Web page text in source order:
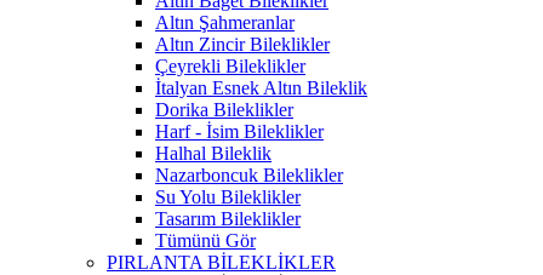
Altın Şahmeranlar
Altın Zincir Bileklikler
Çeyrekli Bileklikler
İtalyan Esnek Altın Bileklik
Dorika Bileklikler
Harf - İsim Bileklikler
Halhal Bileklik
Nazarboncuk Bileklikler
Su Yolu Bileklikler
Tasarım Bileklikler
Tümünü Gör
PIRLANTA BİLEKLİKLER